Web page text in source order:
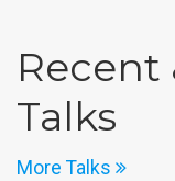
Talks
More Talks